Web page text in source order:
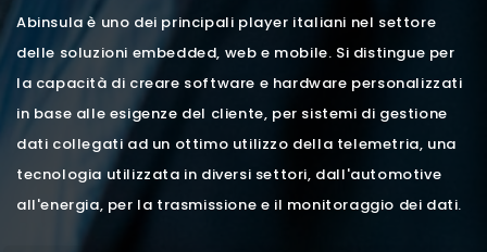
Abinsula è uno dei principali player italiani nel settore
delle soluzioni embedded, web e mobile. Si distingue per
la capacità di creare software e hardware personalizzati
in base alle esigenze del cliente, per sistemi di gestione
dati collegati ad un ottimo utilizzo della telemetria, una
tecnologia utilizzata in diversi settori, dall'automotive
all'energia, per la trasmissione e il monitoraggio dei dati.